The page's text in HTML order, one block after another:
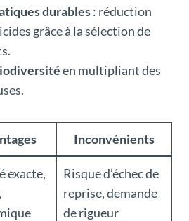
durables: réduction
grâce à la sélection de
en multipliant des
Inconvénients
exacte,
Risque d’échec de
reprise, demande
de rigueur